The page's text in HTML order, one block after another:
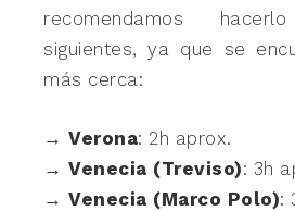
recomendamos
siguientes, ya que se
más cerca:
→ Verona: 2h aprox.
→ Venecia (Treviso): 3h
→ Venecia (Marco Polo):